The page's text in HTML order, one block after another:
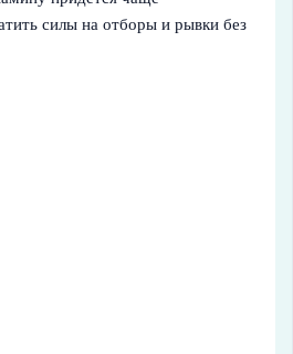
силы на отборы и рывки без